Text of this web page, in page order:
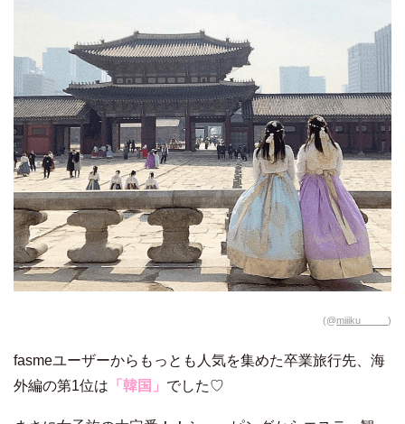
(@miiiku_____ )
fasmeユーザーからもっとも人気を集めた卒業旅行先、海
外編の第1位は 「韓国」 でした♡